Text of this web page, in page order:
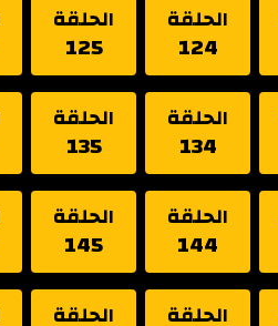
الحلقة
124
الحلقة
125
الحلقة
134
الحلقة
135
الحلقة
144
الحلقة
145
الحلقة الحلقة